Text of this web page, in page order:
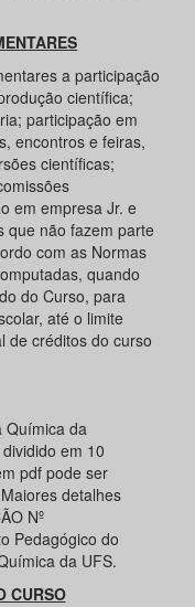
a participação
científica;
participação em
encontros e feiras,
científicas;
em empresa Jr. e
que não fazem parte
com as Normas
quando
do Curso, para
até o limite
de créditos do curso
Química da
em 10
pdf pode ser
detalhes
Nº
Pedagógico do
da UFS.
CURSO